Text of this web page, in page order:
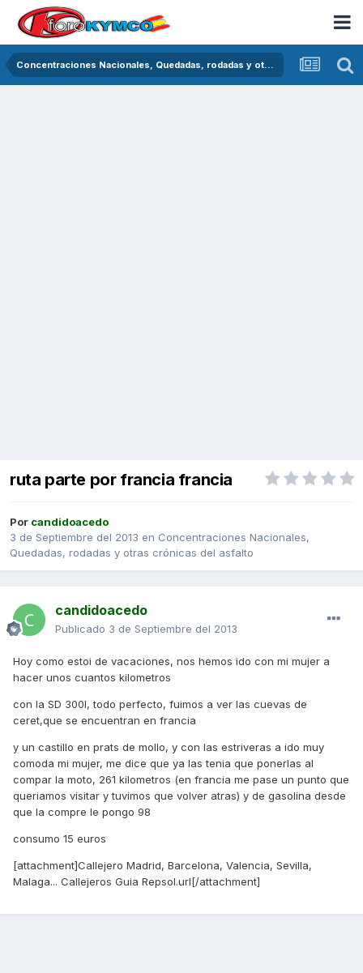
Concentraciones Nacionales, Quedadas, rodadas y otras crónicas del asfalto
ruta parte por francia francia
Por candidoacedo
3 de Septiembre del 2013 en Concentraciones Nacionales,
Quedadas, rodadas y otras crónicas del asfalto
candidoacedo
Publicado 3 de Septiembre del 2013
Hoy como estoi de vacaciones, nos hemos ido con mi mujer a
hacer unos cuantos kilometros
con la SD 300I, todo perfecto, fuimos a ver las cuevas de
ceret,que se encuentran en francia
y un castillo en prats de mollo, y con las estriveras a ido muy
comoda mi mujer, me dice que ya las tenia que ponerlas al
compar la moto, 261 kilometros (en francia me pase un punto que
queriamos visitar y tuvimos que volver atras) y de gasolina desde
que la compre le pongo 98
consumo 15 euros
[attachment]Callejero Madrid, Barcelona, Valencia, Sevilla,
Malaga... Callejeros Guia Repsol.url[/attachment]